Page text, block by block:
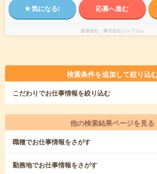
気になる! 応募へ進む
派遣会社 株式会社ジョブコム
検索条件を追加して絞り込
こだわりでお仕事情報を絞り込む
他の検索結果ページを見る
職種でお仕事情報をさがす
勤務地でお仕事情報をさがす